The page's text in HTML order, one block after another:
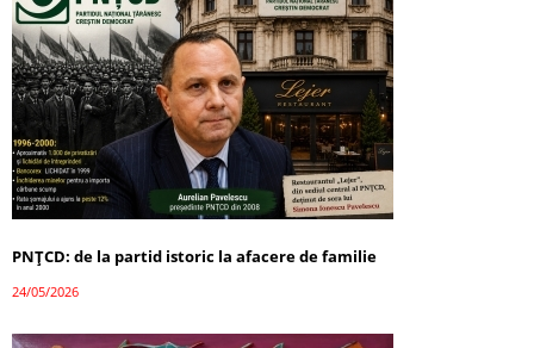
PNȚCD: de la partid istoric la afacere de familie
24/05/2026